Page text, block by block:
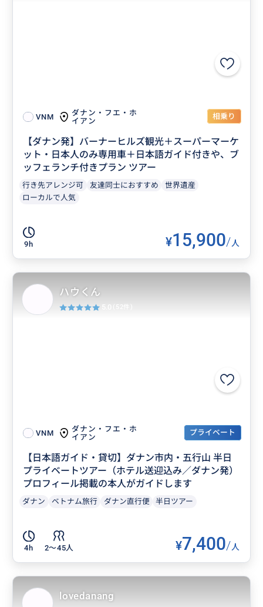
VNM
ダナン・フエ・ホ
イアン
相乗り
【ダナン発】バーナーヒルズ観光＋スーパーマーケ
ット・日本人のみ専用車＋日本語ガイド付きや、ブ
ッフェランチ付きプラン ツアー
行き先アレンジ可 友達同士におすすめ
世界遺産
ローカルで人気
9h ¥15,900/人
VNM
ダナン・フエ・ホ
イアン
プライベート
【日本語ガイド・貸切】ダナン市内・五行山 半日
プライベートツアー（ホテル送迎込み／ダナン発）
プロフィール掲載の本人がガイドします
ダナン ベトナム旅行 ダナン直行便 半日ツアー
4h 2〜45人 ¥7,400/人
ハウくん
5.0 (52件)
lovedanang